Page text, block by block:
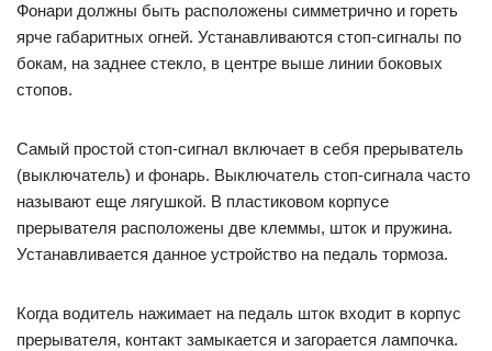
Фонари должны быть расположены симметрично и гореть
ярче габаритных огней. Устанавливаются стоп-сигналы по
бокам, на заднее стекло, в центре выше линии боковых
стопов.
Самый простой стоп-сигнал включает в себя прерыватель
(выключатель) и фонарь. Выключатель стоп-сигнала часто
называют еще лягушкой. В пластиковом корпусе
прерывателя расположены две клеммы, шток и пружина.
Устанавливается данное устройство на педаль тормоза.
Когда водитель нажимает на педаль шток входит в корпус
прерывателя, контакт замыкается и загорается лампочка.